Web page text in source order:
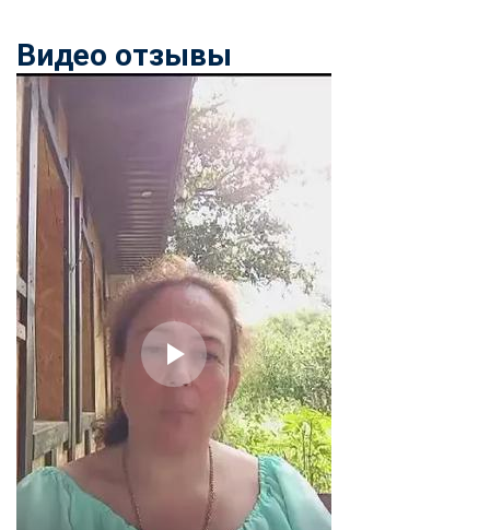
Видео отзывы
ChatApp
online
Мессенджеры
Свяжитесь с нами через любой удобный мессенджер!
WhatsApp